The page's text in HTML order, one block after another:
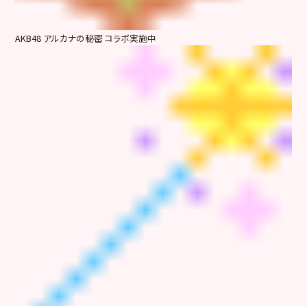
AKB48 アルカナの秘密 コラボ実施中